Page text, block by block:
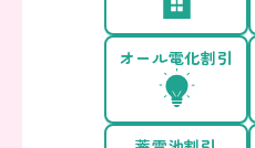
オール電化割引